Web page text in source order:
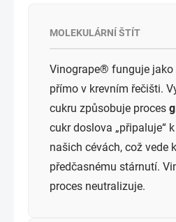
MOLEKULÁRNÍ ŠTÍT
Vinogrape® funguje jako
přímo v krevním řečišti.
cukru způsobuje proces
cukr doslova „připaluje“
našich cévách, což vede
předčasnému stárnutí.
proces neutralizuje.